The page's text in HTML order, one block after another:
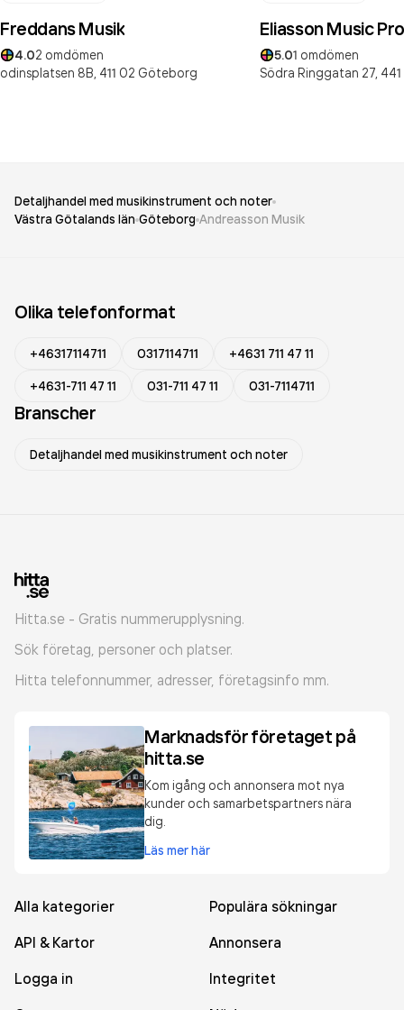
Freddans Musik
4.02 omdömen
odinsplatsen 8B, 411 02 Göteborg
Eliasson Music
5.01 omdömen
Södra Ringgatan 27,
Detaljhandel med musikinstrument och noter
Västra Götalands län Göteborg Andreasson Musik
Olika telefonformat
+46317114711 0317114711
+4631 711 47 11
+4631-711 47 11
031-711 47 11 031-7114711
Branscher
Detaljhandel med musikinstrument och noter
Hitta.se - Gratis nummerupplysning.
Sök företag, personer och platser.
Hitta telefonnummer, adresser, företagsinfo mm.
Marknadsför företaget på
hitta.se
Kom igång och annonsera mot nya
kunder och samarbetspartners nära
dig.
Läs mer här
Alla kategorier
Populära sökningar
API & Kartor
Annonsera
Logga in
Integritet